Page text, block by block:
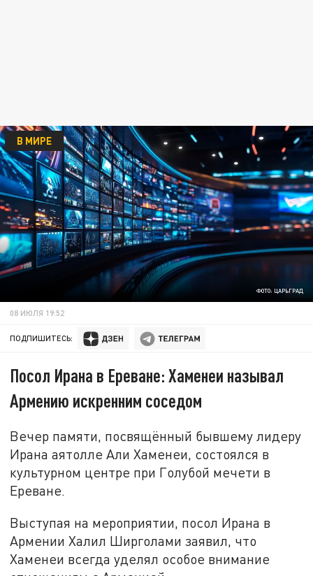
ФОТО: ЦАРЬГРАД
В МИРЕ
08 ИЮЛЯ 19:52
ПОДПИШИТЕСЬ:
Посол Ирана в Ереване: Хаменеи называл
Армению искренним соседом
Вечер памяти, посвящённый бывшему лидеру
Ирана аятолле Али Хаменеи, состоялся в
культурном центре при Голубой мечети в
Ереване.
Выступая на мероприятии, посол Ирана в
Армении Халил Ширголами заявил, что
Хаменеи всегда уделял особое внимание